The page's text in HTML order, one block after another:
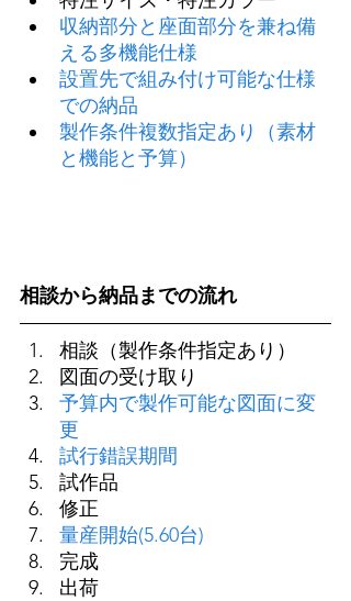
収納部分と座面部分を兼ね備
える多機能仕様
設置先で組み付け可能な仕様
での納品
製作条件複数指定あり（素材
と機能と予算）
相談から納品までの流れ
相談（製作条件指定あり）
図面の受け取り
予算内で製作可能な図面に変
更
試行錯誤期間
試作品
修正
量産開始(5.60台)
完成
出荷